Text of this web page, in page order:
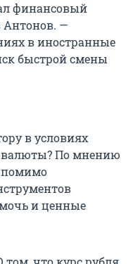
финансовый
Антонов. —
в иностранные
быстрой смены
в условиях
валюты? По мнению
помимо
и ценные